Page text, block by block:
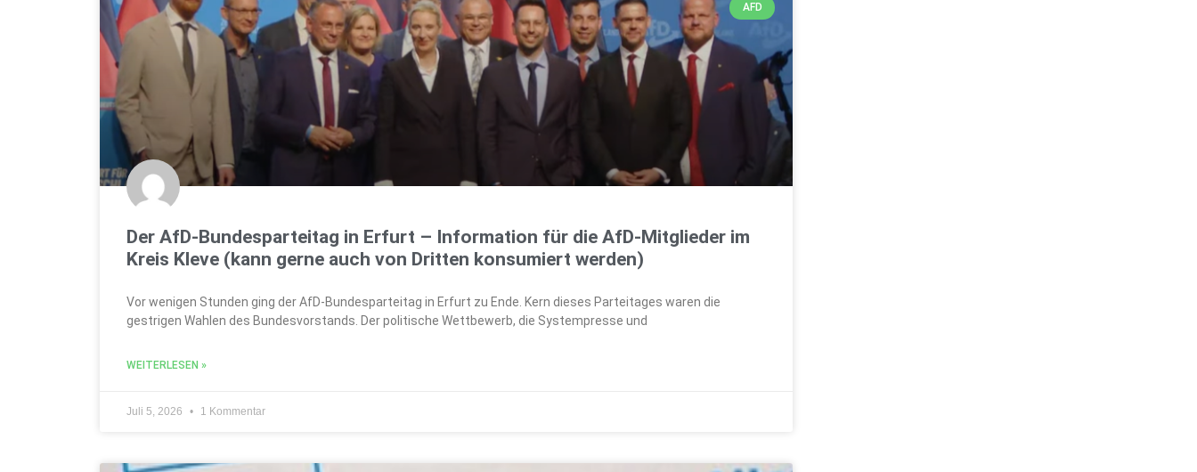
AFD
Der AfD-Bundesparteitag in Erfurt – Information für die AfD-Mitglieder im
Kreis Kleve (kann gerne auch von Dritten konsumiert werden)
Vor wenigen Stunden ging der AfD-Bundesparteitag in Erfurt zu Ende. Kern dieses Parteitages waren die
gestrigen Wahlen des Bundesvorstands. Der politische Wettbewerb, die Systempresse und
WEITERLESEN »
Juli 5, 2026 1 Kommentar